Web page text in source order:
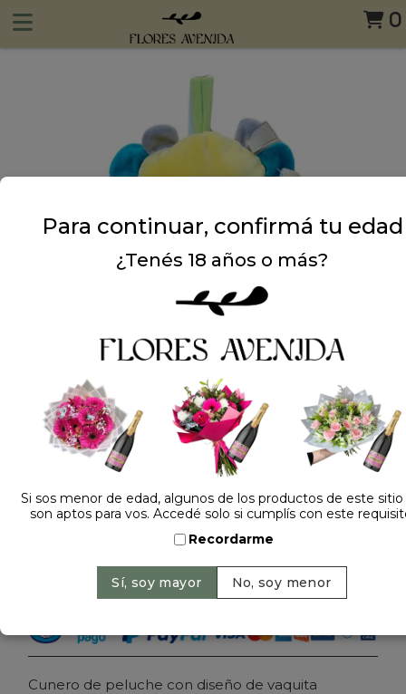
0
Dejá tu opinión
Precio: $ 22.900-
Agregar al carrito
Cunero de peluche con diseño de vaquita
Para continuar, confirmá tu edad
¿Tenés 18 años o más?
Si sos menor de edad, algunos de los productos de este
son aptos para vos. Accedé solo si cumplís con este
Recordarme